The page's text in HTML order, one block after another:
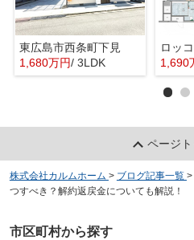
東広島市西条町下見
1,680万円/ 3LDK
1,690
ページ
株式会社カルムホーム > ブログ記事一覧 >
つすべき？解約返戻金についても解説！
市区町村から探す